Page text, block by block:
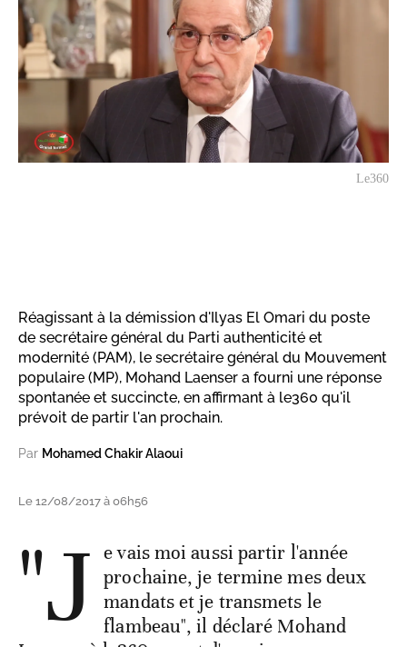
Le360
Réagissant à la démission d'Ilyas El Omari du poste
de secrétaire général du Parti authenticité et
modernité (PAM), le secrétaire général du Mouvement
populaire (MP), Mohand Laenser a fourni une réponse
spontanée et succincte, en affirmant à le360 qu'il
prévoit de partir l'an prochain.
Par Mohamed Chakir Alaoui
Le 12/08/2017 à 06h56
"J e vais moi aussi partir l'année
prochaine, je termine mes deux
mandats et je transmets le
flambeau", il déclaré Mohand